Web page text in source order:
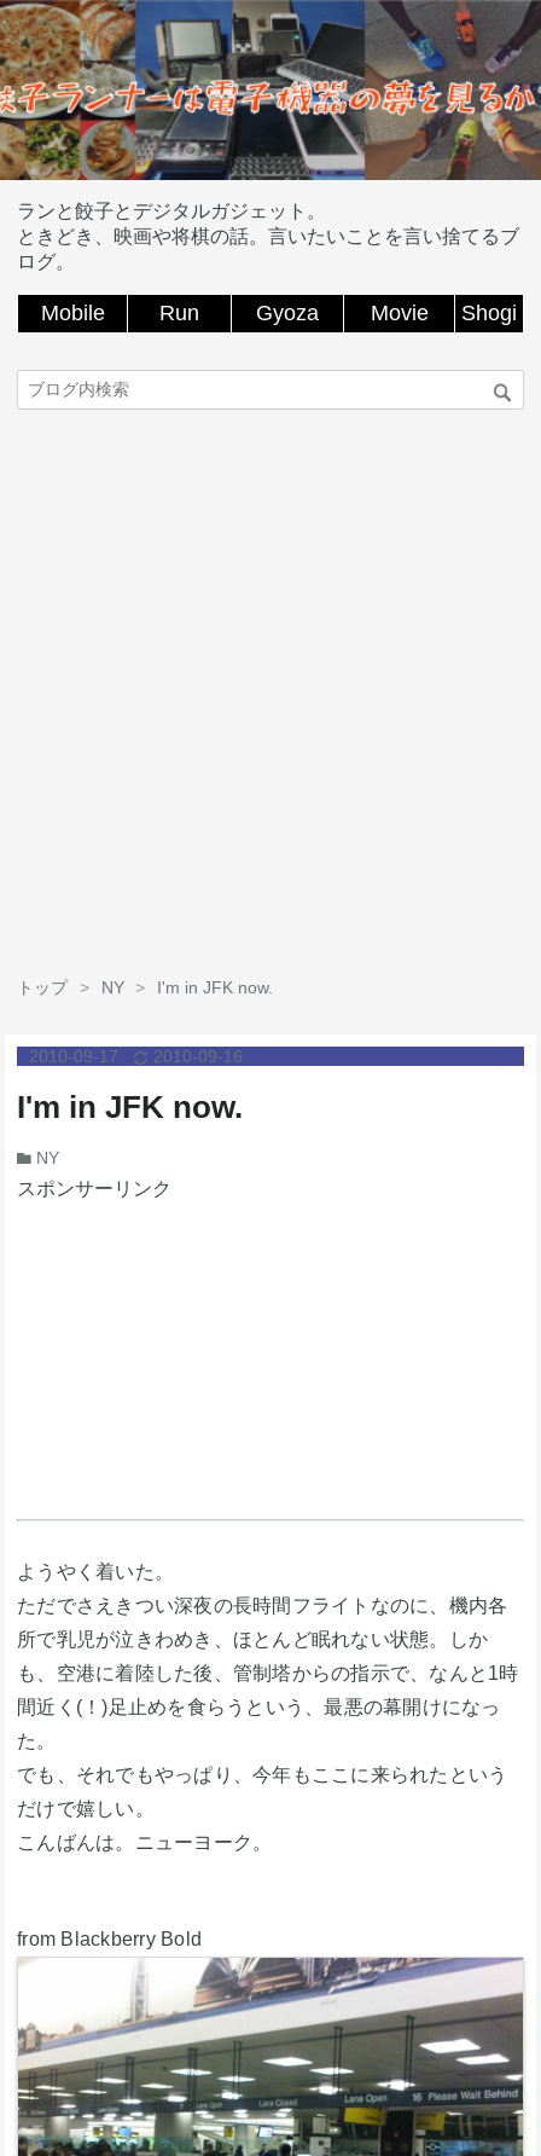
ランと餃子とデジタルガジェット。
ときどき、映画や将棋の話。言いたいことを言い捨てるブ
ログ。
Mobile Run Gyoza Movie Shogi
トップ > NY > I'm in JFK now.
2010-09-17 2010-09-16
I'm in JFK now.
NY
スポンサーリンク
ようやく着いた。
ただでさえきつい深夜の長時間フライトなのに、機内各
所で乳児が泣きわめき、ほとんど眠れない状態。しか
も、空港に着陸した後、管制塔からの指示で、なんと1時
間近く(！)足止めを食らうという、最悪の幕開けになっ
た。
でも、それでもやっぱり、今年もここに来られたという
だけで嬉しい。
こんばんは。ニューヨーク。
from Blackberry Bold